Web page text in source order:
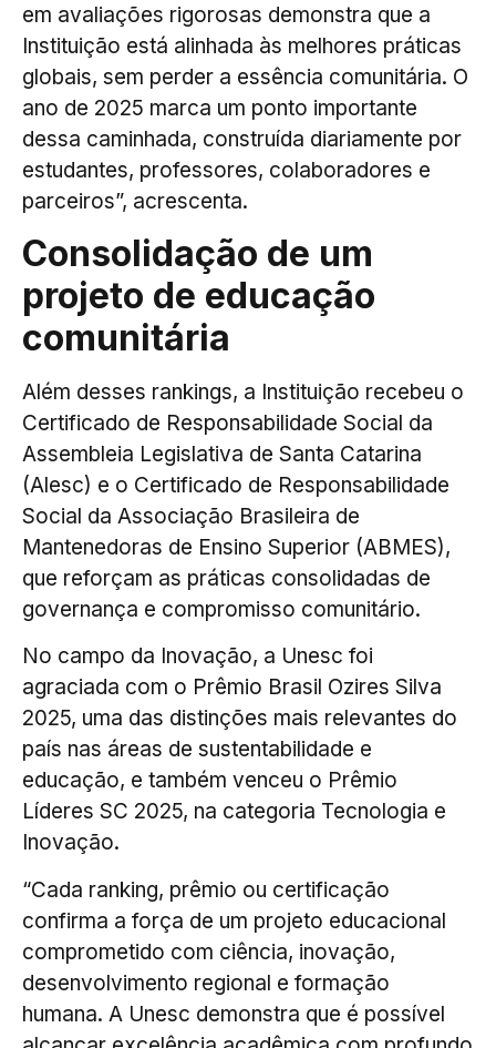
em avaliações rigorosas demonstra que a
Instituição está alinhada às melhores práticas
globais, sem perder a essência comunitária. O
ano de 2025 marca um ponto importante
dessa caminhada, construída diariamente por
estudantes, professores, colaboradores e
parceiros”, acrescenta.
Consolidação de um
projeto de educação
comunitária
Além desses rankings, a Instituição recebeu o
Certificado de Responsabilidade Social da
Assembleia Legislativa de Santa Catarina
(Alesc) e o Certificado de Responsabilidade
Social da Associação Brasileira de
Mantenedoras de Ensino Superior (ABMES),
que reforçam as práticas consolidadas de
governança e compromisso comunitário.
No campo da Inovação, a Unesc foi
agraciada com o Prêmio Brasil Ozires Silva
2025, uma das distinções mais relevantes do
país nas áreas de sustentabilidade e
educação, e também venceu o Prêmio
Líderes SC 2025, na categoria Tecnologia e
Inovação.
“Cada ranking, prêmio ou certificação
confirma a força de um projeto educacional
comprometido com ciência, inovação,
desenvolvimento regional e formação
humana. A Unesc demonstra que é possível